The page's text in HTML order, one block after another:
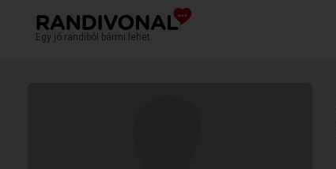
Egy jó randiból bármi lehet.